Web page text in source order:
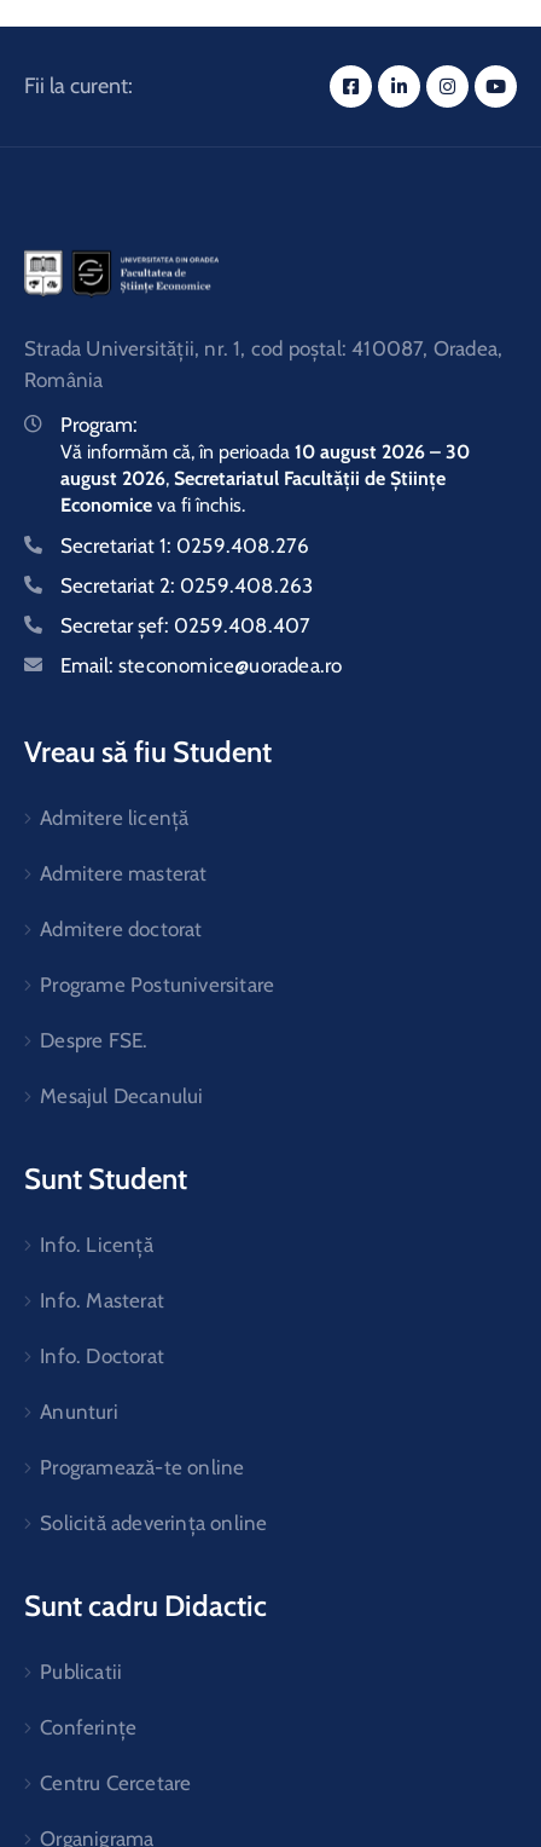
Fii la curent:
Strada Universităţii, nr. 1, cod poştal: 410087, Oradea,
România
Program:
Vă informăm că, în perioada 10 august 2026 – 30
august 2026, Secretariatul Facultății de Științe
Economice va fi închis.
Secretariat 1: 0259.408.276
Secretariat 2: 0259.408.263
Secretar şef: 0259.408.407
Email: steconomice@uoradea.ro
Vreau să fiu Student
Admitere licență
Admitere masterat
Admitere doctorat
Programe Postuniversitare
Despre FSE.
Mesajul Decanului
Sunt Student
Info. Licență
Info. Masterat
Info. Doctorat
Anunturi
Programează-te online
Solicită adeverința online
Sunt cadru Didactic
Publicatii
Conferințe
Centru Cercetare
Organigrama